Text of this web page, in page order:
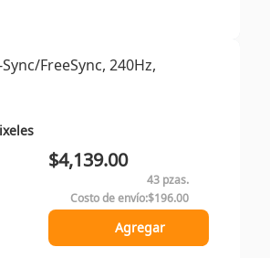
FreeSync, 240Hz,
$4,139.00
Costo de envío:$196.00
43 pzas.
Agregar